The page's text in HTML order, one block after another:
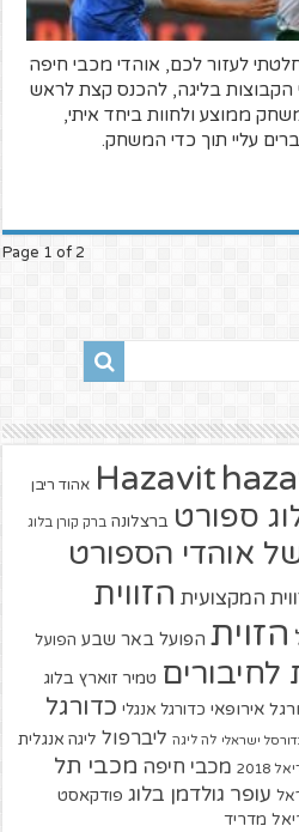
של 7 שנים, החלטתי לעזור לכם, אוהדי מכבי חיפה
הקבוצות בליגה, להכנס קצת לראש
ממוצע ולחוות ביחד איתי,
עליי תוך כדי המשחק.
Page 1 of 2
Hazavit אהוד ריבן
ספורט ברצלונה ברק קורן בלוג
אוהדי הספורט
המקצועית הזווית
הזוית הפועל באר שבע הפועל
לחיבורים טמיר זוארץ בלוג
אירופאי כדורגל אנגלי כדורגל
ישראלי לה ליגה ליברפול ליגה אנגלית
2018 מכבי חיפה מכבי תל
עופר גולדמן בלוג פודקאסט
מדריד